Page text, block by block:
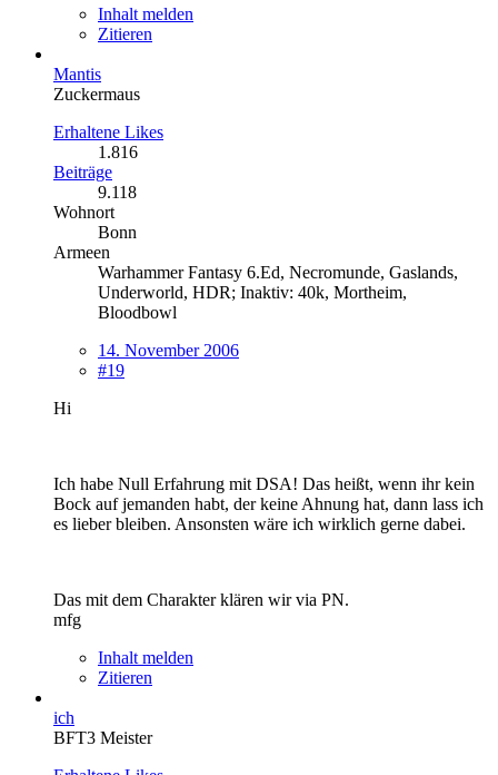
Inhalt melden
Zitieren
Mantis
Zuckermaus
Erhaltene Likes
1.816
Beiträge
9.118
Wohnort
Bonn
Armeen
Warhammer Fantasy 6.Ed, Necromunde, Gaslands,
Underworld, HDR; Inaktiv: 40k, Mortheim,
Bloodbowl
14. November 2006
#19
Hi
Ich habe Null Erfahrung mit DSA! Das heißt, wenn ihr kein
Bock auf jemanden habt, der keine Ahnung hat, dann lass ich
es lieber bleiben. Ansonsten wäre ich wirklich gerne dabei.
Das mit dem Charakter klären wir via PN.
mfg
Inhalt melden
Zitieren
ich
BFT3 Meister